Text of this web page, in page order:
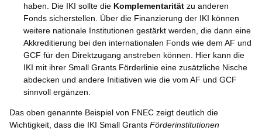
haben. Die IKI sollte die Komplementarität zu anderen
Fonds sicherstellen. Über die Finanzierung der IKI können
weitere nationale Institutionen gestärkt werden, die dann eine
Akkreditierung bei den internationalen Fonds wie dem AF und
GCF für den Direktzugang anstreben können. Hier kann die
IKI mit ihrer Small Grants Förderlinie eine zusätzliche Nische
abdecken und andere Initiativen wie die vom AF und GCF
sinnvoll ergänzen.
Das oben genannte Beispiel von FNEC zeigt deutlich die
Wichtigkeit, dass die IKI Small Grants Förderinstitutionen